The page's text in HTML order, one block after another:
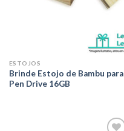
ESTOJOS
Brinde Estojo de Bambu para
Pen Drive 16GB